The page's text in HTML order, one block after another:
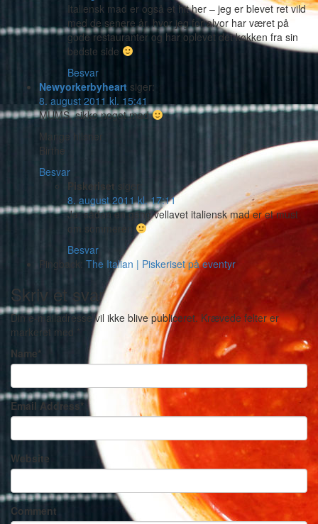
Italiensk mad er også et hit her – jeg er blevet ret vild
med de senere år, hvor jeg for alvor har været på
gode restauranter og har oplevet det køkken fra sin
bedste side
Besvar
Newyorkerbyheart siger:
8. august 2011 kl. 15:41
MUMS, sikke noget mad
Mange hilsner
Birthe
Besvar
Piskeriset siger:
8. august 2011 kl. 17:11
Ja, sådan en gang vellavet italiensk mad er et must
om sommeren
Besvar
Pingback: The Italian | Piskeriset på eventyr
Skriv et svar
Din e-mailadresse vil ikke blive publiceret. Krævede felter er
markeret med
Name *
Email Address *
Website
Comment